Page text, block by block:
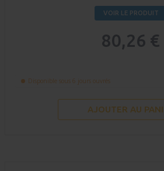
VOIR LE PRODUIT
80,26 €
Disponible sous 6 jours ouvrés
AJOUTER AU